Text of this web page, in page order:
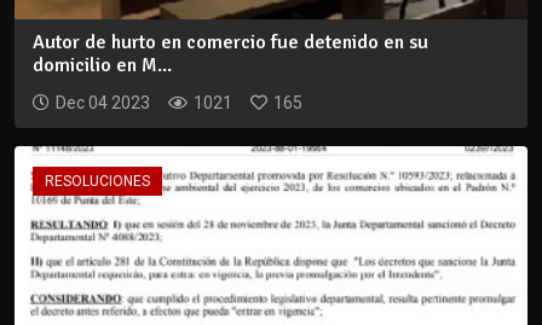
Autor de hurto en comercio fue detenido en su
domicilio en M...
Dec 04 2023 1021 165
RESOLUCIONES